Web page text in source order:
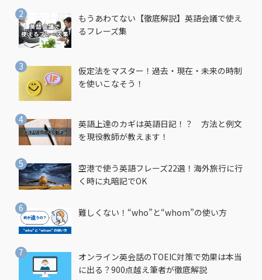
もうあわてない【徹底解説】英語会議で使え
るフレーズ集
仮定法をマスター！過去・現在・未来の時制
を使いこなそう！
英語上達のカギは英語日記！？ 方法と例文
を現役教師が教えます！
空港で使う英語フレーズ22選！海外旅行に行
く時に丸暗記でOK
難しくない！“who”と“whom”の使い方
オンライン英会話のTOEIC対策で効果は本当
に出る？900点越え筆者が徹底解説